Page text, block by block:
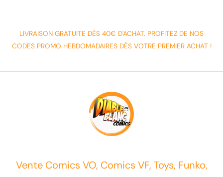
LIVRAISON GRATUITE DÈS 40€ D'ACHAT. PROFITEZ DE NOS
CODES PROMO HEBDOMADAIRES DÈS VOTRE PREMIER ACHAT !
Vente Comics VO, Comics VF, Toys, Funko,